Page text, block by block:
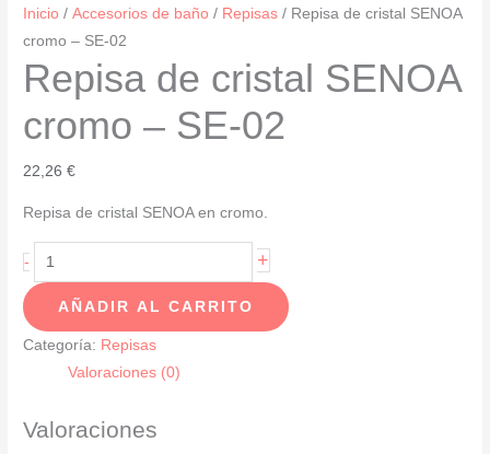
Inicio /Accesorios de baño / Repisas / Repisa de cristal SENOA
cromo – SE-02
Repisa de cristal SENOA
cromo – SE-02
22,26€
Repisa de cristal SENOA en cromo.
-
Repisa
de
cristal
SENOA
cromo
SE-
+
AÑADIR AL CARRITO
Categoría: Repisas
Valoraciones (0)
Valoraciones